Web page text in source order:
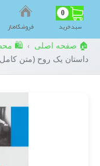
0
سبد‌خرید فروشگاه‌ناز
🏠 صفحه اصلی ›
🛍️
داستان یک روح (متن